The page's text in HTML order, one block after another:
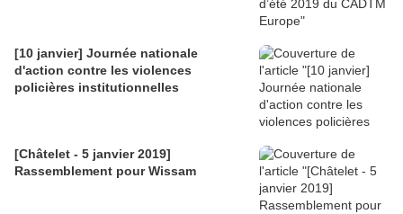
[10 janvier] Journée nationale
d'action contre les violences
policières institutionnelles
[Châtelet - 5 janvier 2019]
Rassemblement pour Wissam